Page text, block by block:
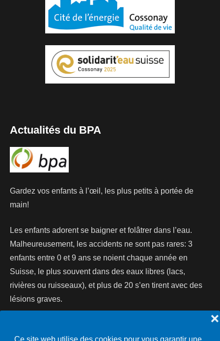
❌
Actualités du BPA
Gardez vos enfants à l’œil, les plus petits à portée de
main!
Les enfants adorent se baigner et folâtrer dans l’eau.
Malheureusement, les accidents ne sont pas rares: 3
enfants entre 0 et 9 ans se noient chaque année en
Suisse, le plus souvent dans des eaux libres (lacs,
rivières ou ruisseaux), et plus de 20 s’en tirent avec des
lésions graves.